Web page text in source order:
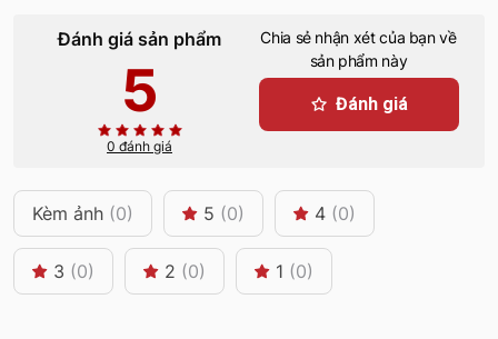
Đánh giá sản phẩm
5
0 đánh giá
Chia sẻ nhận xét của bạn về
sản phẩm này
Đánh giá
Kèm ảnh (0) 5 (0) 4 (0)
3 (0) 2 (0) 1 (0)